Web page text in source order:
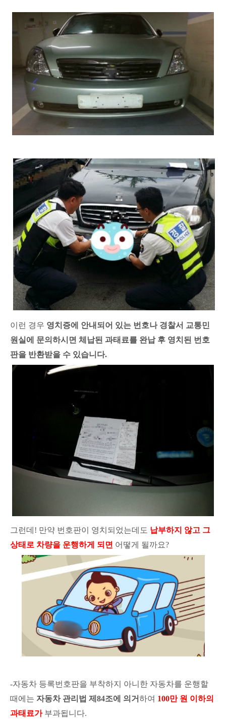
이런 경우 영치증에 안내되어 있는 번호나 경찰서 교통민
원실에 문의하시면 체납된 과태료를 완납 후 영치된 번호
판을 반환받을 수 있습니다.
그런데! 만약 번호판이 영치되었는데도 납부하지 않고 그
상태로 차량을 운행하게 되면 어떻게 될까요?
-자동차 등록번호판을 부착하지 아니한 자동차를 운행할
때에는 자동차 관리법 제84조에 의거하여 100만 원 이하의
과태료가 부과됩니다.